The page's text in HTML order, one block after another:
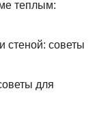
теплым:
стеной: советы
для